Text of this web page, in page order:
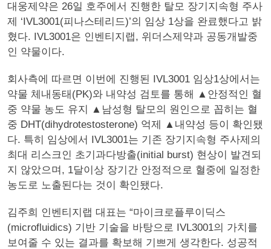
대웅제약은 26일 호주에서 진행한 탈모 장기지속형 주사
제 ‘IVL3001(피나스테리드)’의 임상 1상을 완료했다고 밝
혔다. IVL3001은 인벤티지랩, 위더스제약과 공동개발중
인 약물이다.
회사측에 따르면 이번에 진행된 IVL3001 임상1상에서는
약물 체내동태(PK)와 내약성 검토를 통해 ▲안정적인 혈
중 약물 농도 유지 ▲남성형 탈모의 원인으로 꼽히는 혈
중 DHT(dihydrotestosterone) 억제 ▲내약성 등이 확인됐
다. 특히 임상에서 IVL3001는 기존 장기지속형 주사제의
최대 리스크인 초기과다방출(initial burst) 현상이 발견되
지 않았으며, 1달이상 장기간 안정적으로 혈중에 일정한
농도로 노출된다는 것이 확인됐다.
김주희 인벤티지랩 대표는 “마이크로플루이딕스
(microfluidics) 기반 기술을 바탕으로 IVL3001의 가치를
보여줄 수 있는 결과를 확보해 기쁘게 생각한다. 성공적